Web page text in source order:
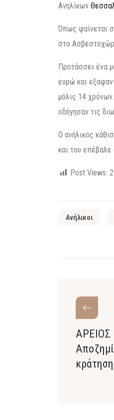
Ανηλίκων
Όπως φαίνεται
στο
Προτάσσει ένα
ευρώ και
μόλις 14
οδήγησαν τις
Ο ανήλικος
και του
Post Views:
Ανήλικοι